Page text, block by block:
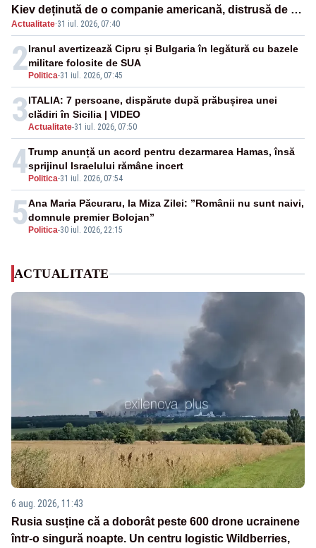
Kiev deținută de o companie americană, distrusă de o
rachetă rusească
Actualitate·31 iul. 2026, 07:40
2 Politica-31 iul. 2026, 07:45
Iranul avertizează Cipru și Bulgaria în legătură cu bazele
militare folosite de SUA
3Actualitate-31 iul. 2026, 07:50
ITALIA: 7 persoane, dispărute după prăbușirea unei
clădiri în Sicilia | VIDEO
4 Politica-31 iul. 2026, 07:54
Trump anunță un acord pentru dezarmarea Hamas, însă
sprijinul Israelului rămâne incert
5 Politica-30 iul. 2026, 22:15
Ana Maria Păcuraru, la Miza Zilei: ”Românii nu sunt naivi,
domnule premier Bolojan”
ACTUALITATE
6 aug. 2026, 11:43
Rusia susține că a doborât peste 600 drone ucrainene
într-o singură noapte. Un centru logistic Wildberries,